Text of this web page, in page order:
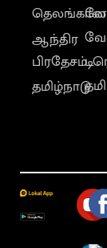
ஆந்திர
பிரதேசம்
தமிழ்நாடு